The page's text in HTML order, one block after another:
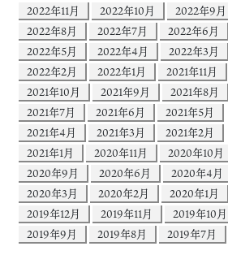
2022年11月
2022年10月
2022年9月
2022年8月
2022年7月
2022年6月
2022年5月
2022年4月
2022年3月
2022年2月
2022年1月
2021年11月
2021年10月
2021年9月
2021年8月
2021年7月
2021年6月
2021年5月
2021年4月
2021年3月
2021年2月
2021年1月
2020年11月
2020年10月
2020年9月
2020年6月
2020年4月
2020年3月
2020年2月
2020年1月
2019年12月
2019年11月
2019年10月
2019年9月
2019年8月 2019年7月